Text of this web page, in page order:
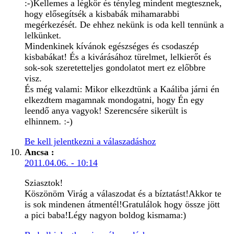
:-)Kellemes a légkör és tényleg mindent megtesznek,
hogy elősegítsék a kisbabák mihamarabbi
megérkezését. De ehhez nekünk is oda kell tennünk a
lelkünket.
Mindenkinek kívánok egészséges és csodaszép
kisbabákat! És a kivárásához türelmet, lelkierőt és
sok-sok szeretetteljes gondolatot mert ez előbbre
visz.
És még valami: Mikor elkezdtünk a Kaáliba járni én
elkezdtem magamnak mondogatni, hogy Én egy
leendő anya vagyok! Szerencsére sikerült is
elhinnem. :-)
Be kell jelentkezni a válaszadáshoz
Ancsa :
2011.04.06. - 10:14
Sziasztok!
Köszönöm Virág a válaszodat és a bíztatást!Akkor te
is sok mindenen átmentél!Gratulálok hogy össze jött
a pici baba!Légy nagyon boldog kismama:)